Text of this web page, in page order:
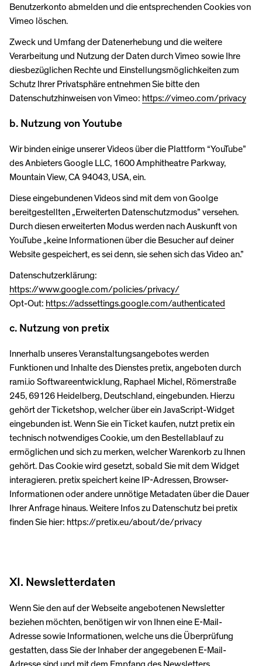
Benutzerkonto abmelden und die entsprechenden Cookies von
Vimeo löschen.
Zweck und Umfang der Datenerhebung und die weitere
Verarbeitung und Nutzung der Daten durch Vimeo sowie Ihre
diesbezüglichen Rechte und Einstellungsmöglichkeiten zum
Schutz Ihrer Privatsphäre entnehmen Sie bitte den
Datenschutzhinweisen von Vimeo: https://vimeo.com/privacy
b. Nutzung von Youtube
Wir binden einige unserer Videos über die Plattform “YouTube”
des Anbieters Google LLC, 1600 Amphitheatre Parkway,
Mountain View, CA 94043, USA, ein.
Diese eingebundenen Videos sind mit dem von Goolge
bereitgestellten „Erweiterten Datenschutzmodus” versehen.
Durch diesen erweiterten Modus werden nach Auskunft von
YouTube „keine Informationen über die Besucher auf deiner
Website gespeichert, es sei denn, sie sehen sich das Video an.”
Datenschutzerklärung:
https://www.google.com/policies/privacy/
Opt-Out: https://adssettings.google.com/authenticated
c. Nutzung von pretix
Innerhalb unseres Veranstaltungsangebotes werden
Funktionen und Inhalte des Dienstes pretix, angeboten durch
rami.io Softwareentwicklung, Raphael Michel, Römerstraße
245, 69126 Heidelberg, Deutschland, eingebunden. Hierzu
gehört der Ticketshop, welcher über ein JavaScript-Widget
eingebunden ist. Wenn Sie ein Ticket kaufen, nutzt pretix ein
technisch notwendiges Cookie, um den Bestellablauf zu
ermöglichen und sich zu merken, welcher Warenkorb zu Ihnen
gehört. Das Cookie wird gesetzt, sobald Sie mit dem Widget
interagieren. pretix speichert keine IP-Adressen, Browser-
Informationen oder andere unnötige Metadaten über die Dauer
Ihrer Anfrage hinaus. Weitere Infos zu Datenschutz bei pretix
finden Sie hier: https://pretix.eu/about/de/privacy
XI. Newsletterdaten
Wenn Sie den auf der Webseite angebotenen Newsletter
beziehen möchten, benötigen wir von Ihnen eine E-Mail-
Adresse sowie Informationen, welche uns die Überprüfung
gestatten, dass Sie der Inhaber der angegebenen E-Mail-
Adresse sind und mit dem Empfang des Newsletters